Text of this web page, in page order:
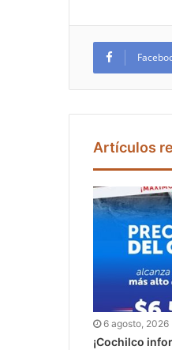
Artículos
6 agosto, 2026
¡Cochilco